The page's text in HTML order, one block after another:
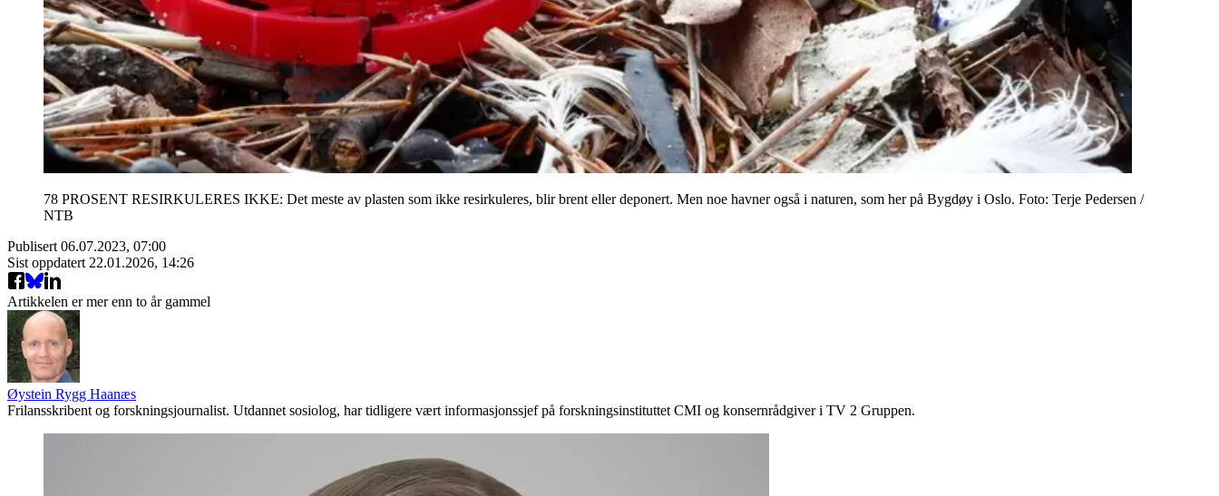
78 PROSENT RESIRKULERES IKKE: Det meste av plasten som ikke resirkuleres, blir brent eller deponert. Men noe havner også i naturen, som her på Bygdøy i Oslo. Foto: Terje Pedersen /
NTB
Publisert 06.07.2023, 07:00
Sist oppdatert 22.01.2026, 14:26
Artikkelen er mer enn to år gammel
Øystein Rygg Haanæs
Frilansskribent og forskningsjournalist. Utdannet sosiolog, har tidligere vært informasjonssjef på forskningsinstituttet CMI og konsernrådgiver i TV 2 Gruppen.